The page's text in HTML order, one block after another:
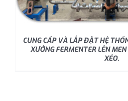
CUNG CẤP VÀ LẮP ĐẶT HỆ
XƯỞNG FERMENTER LÊN
XÉO.